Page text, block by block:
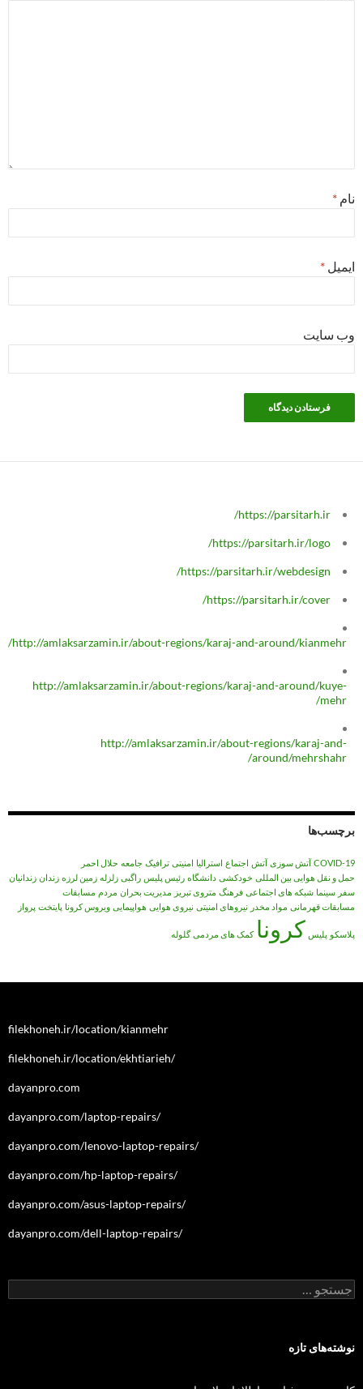
نام *
ایمیل *
وب‌ سایت
https://parsitarh.ir/
https://parsitarh.ir/logo/
https://parsitarh.ir/webdesign/
https://parsitarh.ir/cover/
http://amlaksarzamin.ir/about-regions/karaj-and-around/kianmehr/
http://amlaksarzamin.ir/about-regions/karaj-and-around/kuye-
mehr/
http://amlaksarzamin.ir/about-regions/karaj-and-
around/mehrshahr/
برچسب‌ها
COVID-19 آتش سوزی آتش‌ اجتماع استرالیا امنیتی ترافیک جامعه حلال احمر
حمل و نقل هوایی بین المللی خودکشی دانشگاه رئیس پلیس راگبی زلزله زمین لرزه زندان زندانیان
سفر سینما شبکه های اجتماعی فرهنگ متروی تبریز مدیریت بحران مردم مسابقات
مسابقات قهرمانی مواد مخدر نیروهای امنیتی نیروی هوایی هواپیمایی ویروس کرونا پایتخت پرواز
پلاسکو پلیس کرونا کمک های مردمی گلوله
filekhoneh.ir/location/kianmehr
filekhoneh.ir/location/ekhtiarieh/
dayanpro.com
dayanpro.com/laptop-repairs/
dayanpro.com/lenovo-laptop-repairs/
dayanpro.com/hp-laptop-repairs/
dayanpro.com/asus-laptop-repairs/
dayanpro.com/dell-laptop-repairs/
جستجو
برای:
نوشته‌های تازه